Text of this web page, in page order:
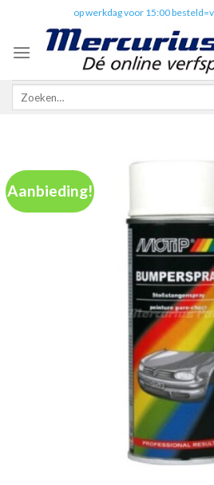
content
op werkdag voor 15:00
Zoeken
Aanbieding!